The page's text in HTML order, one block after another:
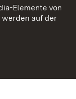
Elemente von
auf der